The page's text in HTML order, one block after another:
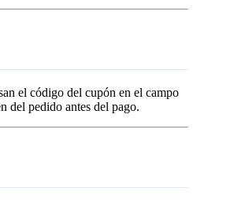
el código del cupón en el campo
del pedido antes del pago.